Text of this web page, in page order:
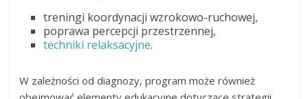
treningi koordynacji wzrokowo-ruchowej,
poprawa percepcji przestrzennej,
techniki relaksacyjne.
W zależności od diagnozy, program może również